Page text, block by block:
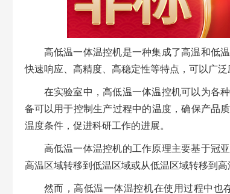
高低温一体温控机是一种集成了高温和低
快速响应、高精度、高稳定性等特点，可以广
在实验室中，高低温一体温控机可以为各
备可以用于控制生产过程中的温度，确保产品
温度条件，促进科研工作的进展。
高低温一体温控机的工作原理主要基于冠
高温区域转移到低温区域或从低温区域转移到
然而，高低温一体温控机在使用过程中也